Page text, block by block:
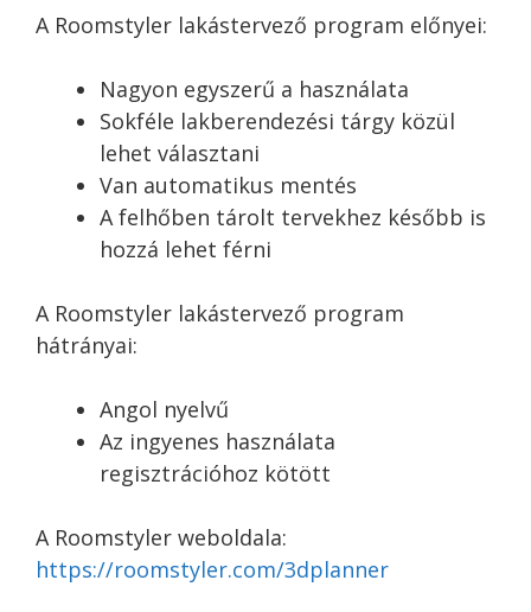
A Roomstyler lakástervező program előnyei:
Nagyon egyszerű a használata
Sokféle lakberendezési tárgy közül
lehet választani
Van automatikus mentés
A felhőben tárolt tervekhez később is
hozzá lehet férni
A Roomstyler lakástervező program
hátrányai:
Angol nyelvű
Az ingyenes használata
regisztrációhoz kötött
A Roomstyler weboldala:
https://roomstyler.com/3dplanner